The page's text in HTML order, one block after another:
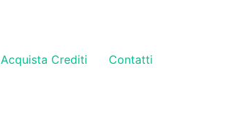
Acquista Crediti Contatti